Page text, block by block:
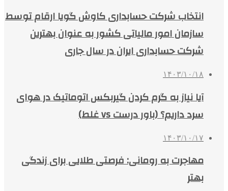
انتخاب شرکت حسابداری کاوش گویا ارقام توسط
سازمان امور مالیاتی کشور به عنوان بهترین
شرکت حسابداری ایران در سال جاری
۱۴۰۳/۱۰/۱۸
آیا نیاز به گرم کردن گیربکس اتوماتیک در هوای
سرد داریم؟ (باور درست vs غلط)
۱۴۰۳/۱۰/۱۷
مهاجرت به رومانی: فرصتی طلایی برای زندگی
بهتر